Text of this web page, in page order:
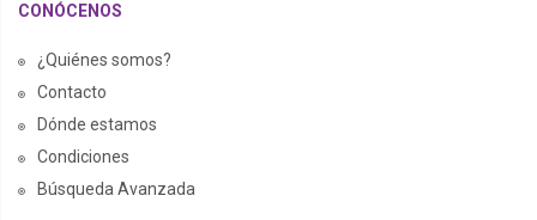
CONÓCENOS
¿Quiénes somos?
Contacto
Dónde estamos
Condiciones
Búsqueda Avanzada